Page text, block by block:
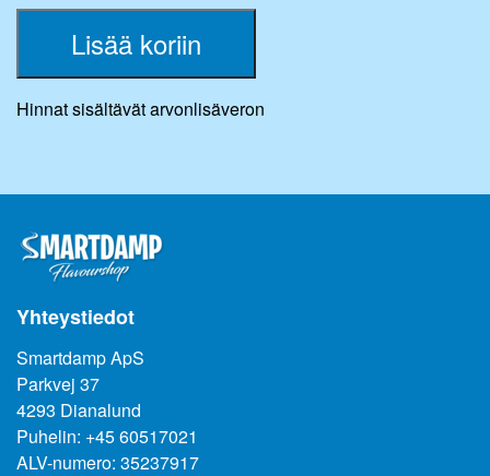
FLAVOURDROP-aromia.
- Lisää FLAVOURDROP-aromiamme vesijohtoveteen ja
- Lisämausteena smoothieissa.
- Kun valmistat makeisia, FLAVOURDROP-aromi on itsestään
selvä valinta, jota pitää olla talossa.
Lisää koriin
Hinnat sisältävät arvonlisäveron
Yhteystiedot
Smartdamp ApS
Parkvej 37
4293 Dianalund
Puhelin: +45 60517021
ALV-numero: 35237917